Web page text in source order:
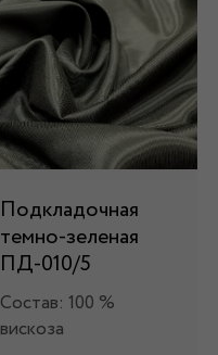
Подкладочная
темно-зеленая
ПД-010/5
Состав: 100 %
вискоза